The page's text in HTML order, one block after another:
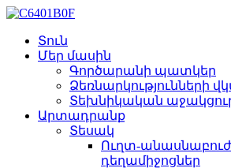
Տուն
Մեր մասին
Գործարանի պատկեր
Ձեռնարկությունների
Տեխնիկական
Արտադրանք
Տեսակ
Ուղտ-
դեղամիջոցներ